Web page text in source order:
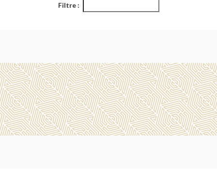
Filtre :